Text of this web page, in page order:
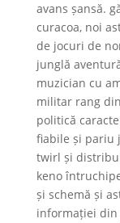
avans șansă.
curacoa, noi
de jocuri de
junglă
muzician cu
militar rang
politică
fiabile și pariu
twirl și
keno
și schemă și
informației